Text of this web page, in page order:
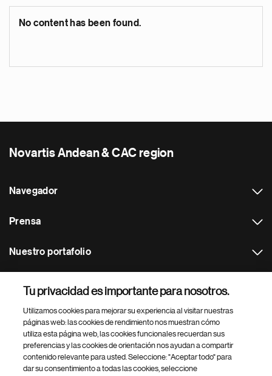
No content has been found.
Novartis Andean & CAC region
Navegador
Prensa
Nuestro portafolio
Footer Site Search
Tu privacidad es importante para nosotros.
Utilizamos cookies para mejorar su experiencia al visitar nuestras
páginas web: las cookies de rendimiento nos muestran cómo
utiliza esta página web, las cookies funcionales recuerdan sus
preferencias y las cookies de orientación nos ayudan a compartir
contenido relevante para usted. Seleccione: "Aceptar todo" para
dar su consentimiento a todas las cookies, seleccione